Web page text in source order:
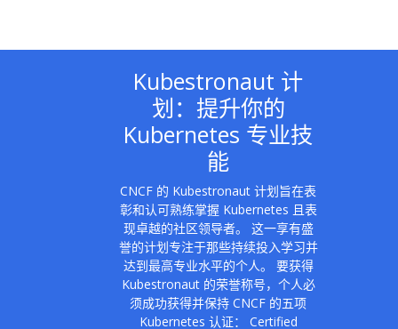
Kubestronaut 计
划：提升你的
Kubernetes 专业技
能
CNCF 的 Kubestronaut 计划旨在表
彰和认可熟练掌握 Kubernetes 且表
现卓越的社区领导者。 这一享有盛
誉的计划专注于那些持续投入学习并
达到最高专业水平的个人。 要获得
Kubestronaut 的荣誉称号，个人必
须成功获得并保持 CNCF 的五项
Kubernetes 认证： Certified